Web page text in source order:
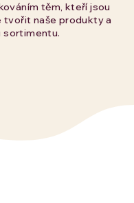
těm, kteří jsou
tvořit naše produkty a
sortimentu.